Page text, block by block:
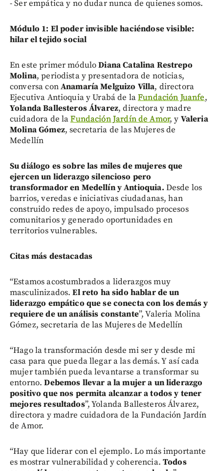
- Ser empática y no dudar nunca de quienes somos.
Módulo 1: El poder invisible haciéndose visible:
hilar el tejido social
En este primer móduloDiana Catalina Restrepo
Molina, periodista y presentadora de noticias,
conversa conAnamaría Melguizo Villa, directora
Ejecutiva Antioquia y Urabá de laFundación Juanfe,
Yolanda Ballesteros Álvarez, directora y madre
cuidadora de laFundación Jardín de Amor, y Valeria
Molina Gómez, secretaria de las Mujeres de
Medellín
Su diálogo es sobre las miles de mujeres que
ejercen un liderazgo silencioso pero
transformador en Medellín y Antioquia. Desde los
barrios, veredas e iniciativas ciudadanas, han
construido redes de apoyo, impulsado procesos
comunitarios y generado oportunidades en
territorios vulnerables.
Citas más destacadas
“Estamos acostumbrados a liderazgos muy
masculinizados.El reto ha sido hablar de un
liderazgo empático que se conecta con los demás y
requiere de un análisis constante”, Valeria Molina
Gómez, secretaria de las Mujeres de Medellín
“Hago la transformación desde mi ser y desde mi
casa para que pueda llegar a las demás. Y así cada
mujer también pueda levantarse a transformar su
entorno.Debemos llevar a la mujer a un liderazgo
positivo que nos permita alcanzar a todos y tener
mejores resultados”, Yolanda Ballesteros Álvarez,
directora y madre cuidadora de la Fundación Jardín
de Amor.
“Hay que liderar con el ejemplo. Lo más importante
es mostrar vulnerabilidad y coherencia. Todos